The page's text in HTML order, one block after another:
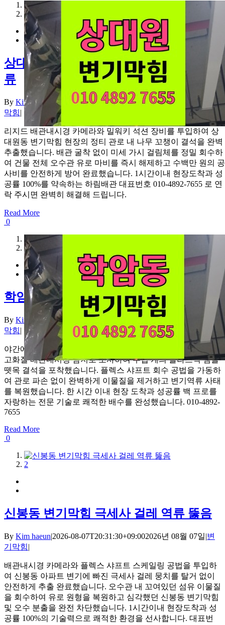
1
2
상대원동 변기막힘 배관속 꼬챙이 원인 역
류
By Kim haeun 2026-08-07T20:30:57+09:002026년 08월 07일
변기
막힘|
리지드 배관내시경 카메라와 밀워키 석션 장비를 투입하여 상
대원동 변기막힘 현장의 정티 관로 내 나무 꼬챙이 결석을 완벽
추출했습니다. 배관 굴착 없이 미세 가시 걸림체를 정밀 회수하
여 건물 전체 오수관 유로 마비를 즉시 해제하고 수백만 원의 공
사비를 안전하게 방어 완료했습니다. 1시간이내 현장도착과 성
공률 100%를 약속하는 하림배관 대표번호 010-4892-7655 로 연
락 주시면 완벽히 해결해 드립니다.
Read More
0
1
2
학암동 변기막힘 앰플 역류 내시경 통수
By Kim haeun |2026-08-07T20:31:12+09:00 2026년 08월 07일
변기
막힘|
야간에 분출된 오수로 위기를 겪은 학암동 변기막힘 현장을 초
고화질 배관내시경 탐지로 조사하여 수십 개의 플라스틱 앰플
뗏목 결석을 포착했습니다. 플렉스 샤프트 회수 공법을 가동하
여 관로 파손 없이 완벽하게 이물질을 제거하고 변기역류 사태
를 복원했습니다. 한 시간 이내 현장 도착과 성공률 백 프로를
자랑하는 전문 기술로 쾌적한 배수를 완성했습니다. 010-4892-
7655
Read More
0
1
2
신봉동 변기막힘 극세사 걸레 역류 뚫음
By Kim haeun|2026-08-07T20:31:30+09:002026년 08월 07일|변
기막힘|
배관내시경 카메라와 플렉스 샤프트 스케일링 공법을 투입하
여 신봉동 아파트 변기에 빠진 극세사 걸레 뭉치를 탈거 없이
안전하게 추출 완료했습니다. 오수관 내 꼬여있던 섬유 이물질
을 회수하여 유로 원형을 복원하고 심각했던 신봉동 변기막힘
및 오수 분출을 완전 차단했습니다. 1시간이내 현장도착과 성
공률 100%의 기술력으로 쾌적한 환경을 선사합니다. 대표번